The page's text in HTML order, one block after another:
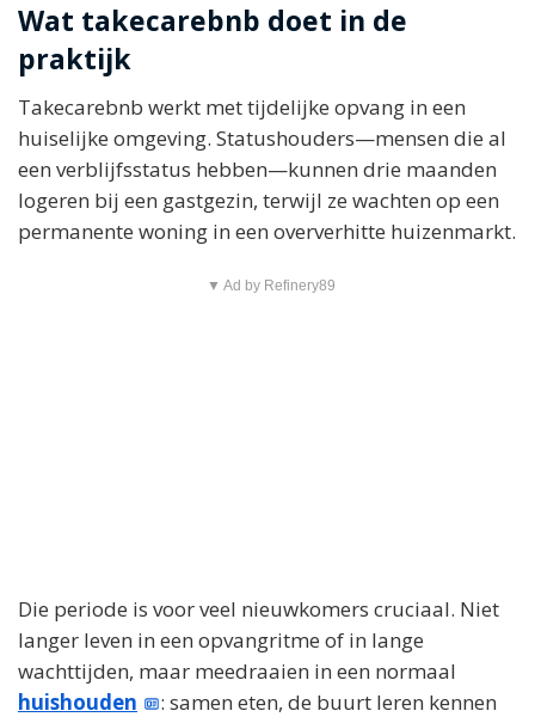
Wat takecarebnb doet in de
praktijk
Takecarebnb werkt met tijdelijke opvang in een
huiselijke omgeving. Statushouders—mensen die al
een verblijfsstatus hebben—kunnen drie maanden
logeren bij een gastgezin, terwijl ze wachten op een
permanente woning in een oververhitte huizenmarkt.
▼ Ad by Refinery89
Die periode is voor veel nieuwkomers cruciaal. Niet
langer leven in een opvangritme of in lange
wachttijden, maar meedraaien in een normaal
huishouden
: samen eten, de buurt leren kennen